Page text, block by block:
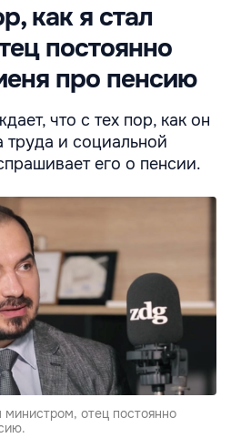
как я стал
постоянно
про пенсию
что с тех пор, как он
труда и социальной
его о пенсии.
министром, отец постоянно